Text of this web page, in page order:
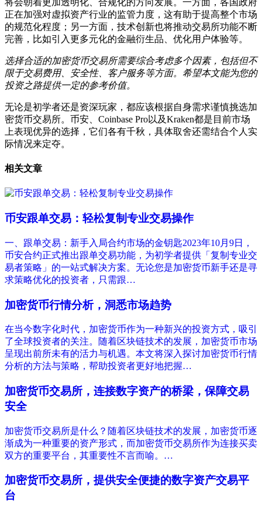
正在加强对虚拟资产行业的监管力度，这有助于提高整个市场
的规范化程度；另一方面，技术创新也将推动交易所功能不断
完善，比如引入更多元化的金融衍生品、优化用户体验等。
选择合适的加密货币交易所需要综合考虑多个因素，包括但不
限于交易费用、安全性、客户服务等方面。希望本文能为您的
投资之路提供一定的参考价值。
无论是初学者还是资深玩家，都应该根据自身需求谨慎挑选加
密货币交易所。币安、Coinbase Pro以及Kraken都是目前市场
上表现优异的选择，它们各有千秋，具体取舍还需结合个人实
际情况来定夺。
相关文章
币安跟单交易：轻松复制专业交易操作
一、跟单交易：新手入局合约市场的金钥匙‌2023年10月9日，‌
币安合约‌正式推出跟单交易功能，为初学者提供「复制专业交
易者策略」的一站式解决方案。无论您是加密货币新手还是寻
求策略优化的投资者，只需跟…
加密货币行情分析，洞悉市场趋势
在当今数字化时代，加密货币作为一种新兴的投资方式，吸引
了全球投资者的关注。随着区块链技术的发展，加密货币市场
呈现出前所未有的活力与机遇。本文将深入探讨加密货币行情
分析的方法与策略，帮助投资者更好地把握…
加密货币交易所，连接数字资产的桥梁，保障交易
安全
加密货币交易所是什么？随着区块链技术的发展，加密货币逐
渐成为一种重要的资产形式，而加密货币交易所作为连接买卖
双方的重要平台，其重要性不言而喻。…
加密货币交易所，提供安全便捷的数字资产交易平
台